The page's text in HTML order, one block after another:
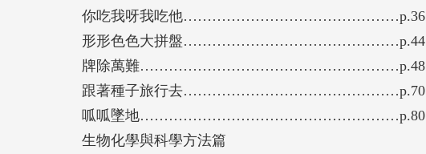
你吃我呀我吃他………………………………………p.36
形形色色大拼盤………………………………………p.44
牌除萬難………………………………………………p.48
跟著種子旅行去………………………………………p.70
呱呱墜地………………………………………………p.80
生物化學與科學方法篇